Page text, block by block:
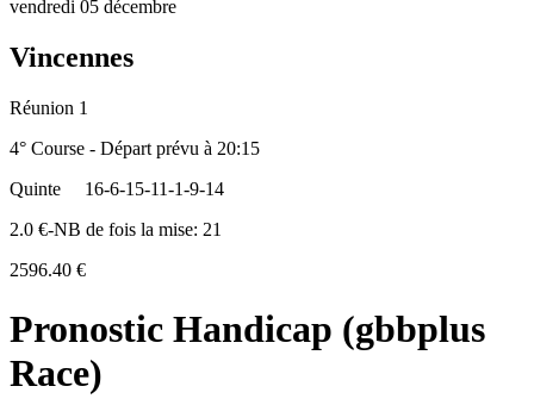
vendredi 05 décembre
Vincennes
Réunion 1
4° Course - Départ prévu à 20:15
Quinte
16-6-15-11-1-9-14
2.0 €-NB de fois la mise: 21
2596.40 €
Pronostic Handicap (gbbplus
Race)